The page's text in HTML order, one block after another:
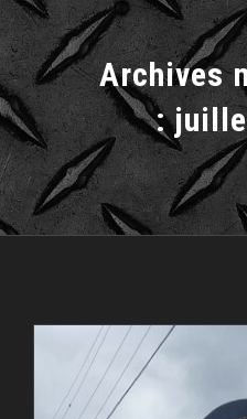
Archives
: